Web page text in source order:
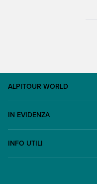
ALPITOUR WORLD
Lavora con noi
IN EVIDENZA
INFO UTILI